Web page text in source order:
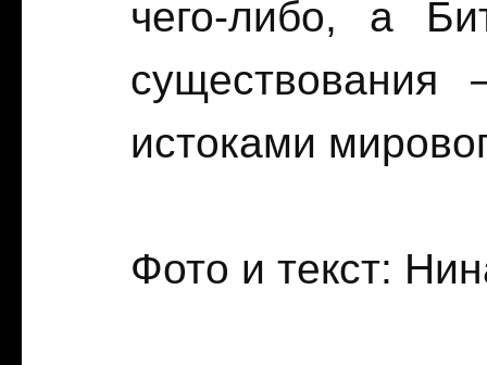
чего-либо, а
истоками
Фото и текст: